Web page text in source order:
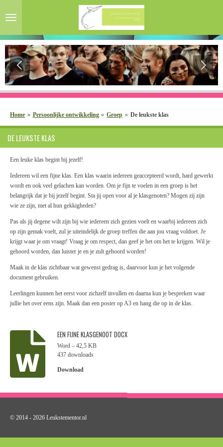
direct
de
hoofdinhoud
Home » Persoonlijke ontwikkeling » Groep » De leukste klas
DE LEUKSTE KLAS
Een leuke klas begint bij jezelf!
Iedereen wil een fijne klas. Een klas waarin iedereen geaccepteerd wordt, hard gewerkt
wordt en ook veel gelachen kan worden. Om je fijn te voelen in een groep is het
belangrijk dat je bij jezelf begint. Sta jij open voor al je klasgenoten? Mogen zij zijn
wie ze zijn, met al hun gekkigheden?
Pas als jij degene wilt zijn bij wie iedereen zich gezien voelt en waarbij iedereen zich
op zijn gemak voelt, zul je uiteindelijk de groep treffen die aan jou vraag voldoet. Je
krijgt waar je om vraagt! Vraag je om respect, dan geef je het om het te krijgen. Wil je
gehoord worden, dan luister je en je zult gehoord worden!
Maak in de klas zichtbaar wat gewenst gedrag is, daarvoor kun je het volgende
document gebruiken.
Leerlingen kunnen het eerst voor zichzelf invullen en daarna kun je bespreken waar
jullie het over eens zijn. Maak dan een poster op A3 en hang die op in de klas.
EEN FIJNE KLASGENOOT DOCX
Word – 42,5 KB
437 downloads
Download
© 2014 - 2026 Leukstementor.nl